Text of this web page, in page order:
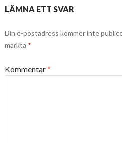
LÄMNA ETT SVAR
Din e-postadress kommer inte
märkta *
Kommentar*